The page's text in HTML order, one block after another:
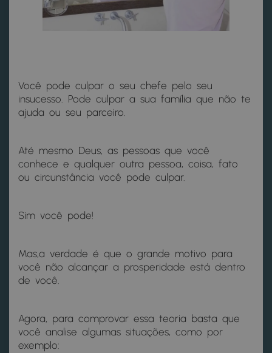
Você pode culpar o seu chefe pelo seu
insucesso. Pode culpar a sua família que não te
ajuda ou seu parceiro.
Até mesmo Deus, as pessoas que você
conhece e qualquer outra pessoa, coisa, fato
ou circunstância você pode culpar.
Sim você pode!
Mas,a verdade é que o grande motivo para
você não alcançar a prosperidade está dentro
de você.
Agora, para comprovar essa teoria basta que
você analise algumas situações, como por
exemplo: